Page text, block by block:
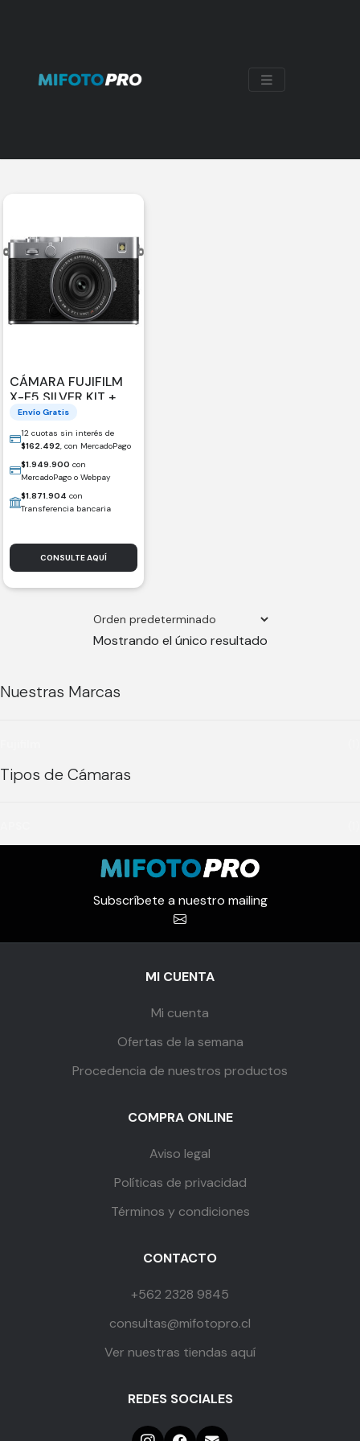
CÁMARA FUJIFILM
X-E5 SILVER KIT +
XF23MM
Envío Gratis
12 cuotas sin interés de
$162.492, con MercadoPago
$1.949.900 con
MercadoPago o Webpay
$1.871.904 con
Transferencia bancaria
CONSULTE AQUÍ
Mostrando el único resultado
Nuestras Marcas
Tipos de Cámaras
Subscríbete a nuestro mailing
MI CUENTA
Mi cuenta
Ofertas de la semana
Procedencia de nuestros productos
COMPRA ONLINE
Aviso legal
Políticas de privacidad
Términos y condiciones
CONTACTO
+562 2328 9845
consultas@mifotopro.cl
Ver nuestras tiendas aquí
REDES SOCIALES